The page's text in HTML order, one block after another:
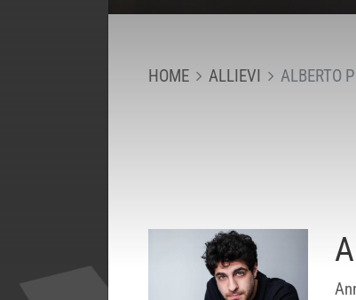
HOME ALLIEVI ALBERTO